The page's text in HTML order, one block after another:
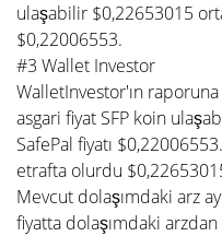
ulaşabilir $0,22653015
$0,22006553.
#3 Wallet Investor
WalletInvestor'ın
asgari fiyat SFP koin
SafePal fiyatı
etrafta olurdu
Mevcut dolaşımdaki arz
fiyatta dolaşımdaki